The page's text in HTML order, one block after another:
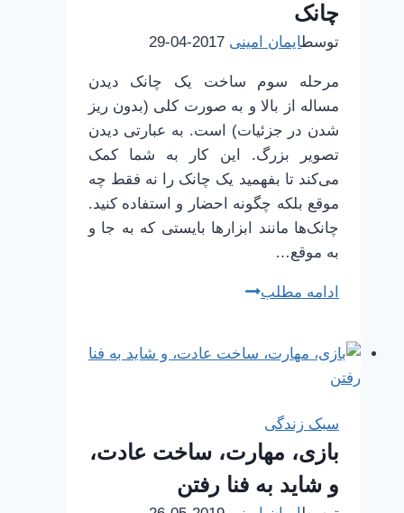
چانک
توسطایمان امینی 2017-04-29
مرحله سوم ساخت یک چانک دیدن
مساله از بالا و به صورت کلی (بدون ریز
شدن در جزئیات) است. به عبارتی دیدن
تصویر بزرگ. این کار به شما کمک
می‌کند تا بفهمید یک چانک را نه فقط چه
موقع بلکه چگونه احضار و استفاده کنید.
چانک‌ها مانند ابزارها بایستی که به جا و
به موقع…
ادامه مطلبچطور
بگیریم
|
مرحله
سوم
سبک زندگی
بازی، مهارت، ساخت عادت،
و شاید به فنا رفتن